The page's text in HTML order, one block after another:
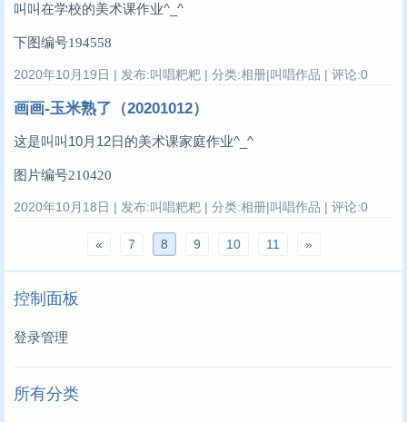
叫叫在学校的美术课作业^_^
下图编号194558
2020年10月19日 | 发布:叫唱粑粑 | 分类:相册|叫唱作品 | 评论:0
画画-玉米熟了（20201012）
这是叫叫10月12日的美术课家庭作业^_^
图片编号210420
2020年10月18日 | 发布:叫唱粑粑 | 分类:相册|叫唱作品 | 评论:0
« 7 8 9 10 11 »
控制面板
登录管理
所有分类